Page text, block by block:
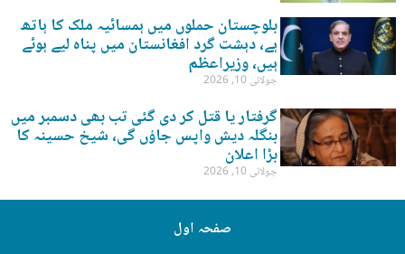
بلوچستان حملوں میں ہمسائیہ ملک کا ہاتھ
ہے، دہشت گرد افغانستان میں پناہ لیے ہوئے
ہیں، وزیراعظم
جولائی 10, 2026
گرفتار یا قتل کر دی گئی تب بھی دسمبر میں
بنگلہ دیش واپس جاؤں گی، شیخ حسینہ کا
بڑا اعلان
جولائی 10, 2026
صفحہ اول